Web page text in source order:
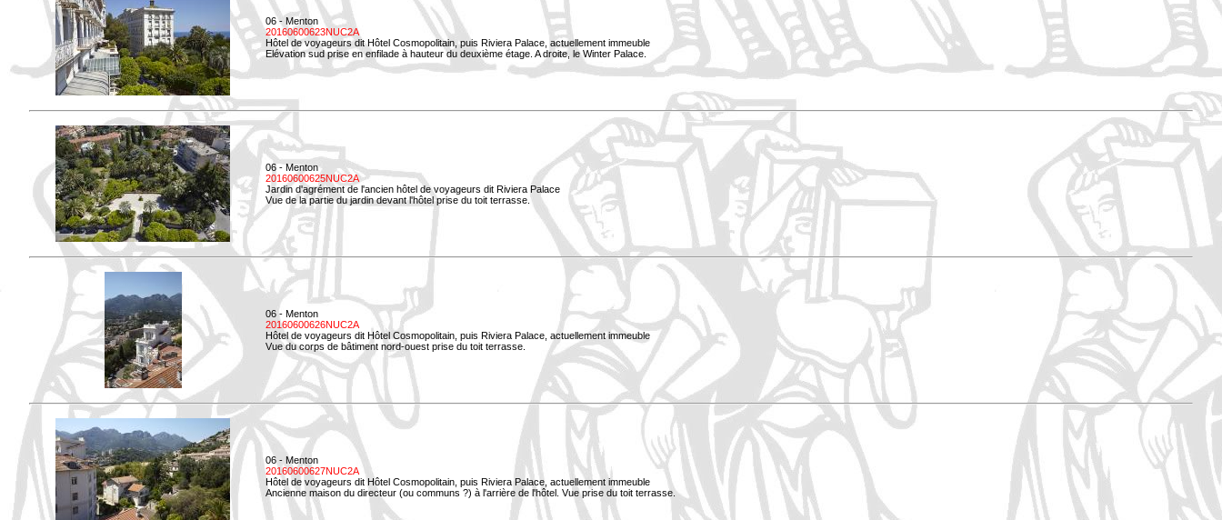
06 - Menton
20160600623NUC2A
Hôtel de voyageurs dit Hôtel Cosmopolitain, puis Riviera Palace, actuellement immeuble
Elévation sud prise en enfilade à hauteur du deuxième étage. A droite, le Winter Palace.
06 - Menton
20160600625NUC2A
Jardin d'agrément de l'ancien hôtel de voyageurs dit Riviera Palace
Vue de la partie du jardin devant l'hôtel prise du toit terrasse.
06 - Menton
20160600626NUC2A
Hôtel de voyageurs dit Hôtel Cosmopolitain, puis Riviera Palace, actuellement immeuble
Vue du corps de bâtiment nord-ouest prise du toit terrasse.
06 - Menton
20160600627NUC2A
Hôtel de voyageurs dit Hôtel Cosmopolitain, puis Riviera Palace, actuellement immeuble
Ancienne maison du directeur (ou communs ?) à l'arrière de l'hôtel. Vue prise du toit terrasse.